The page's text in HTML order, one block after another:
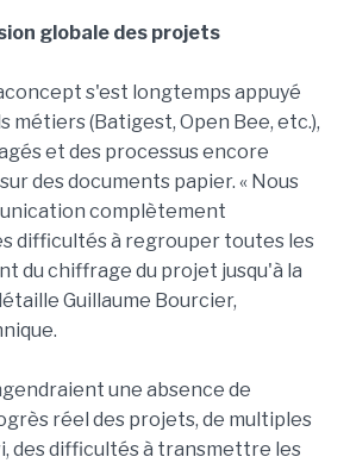
globale des projets
s'est longtemps appuyé
métiers (Batigest, Open Bee, etc.),
et des processus encore
des documents papier. « Nous
complètement
difficultés à regrouper toutes les
du chiffrage du projet jusqu'à la
Guillaume Bourcier,
une absence de
réel des projets, de multiples
des difficultés à transmettre les